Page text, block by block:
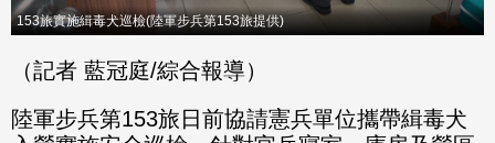
153旅實施緝毒犬巡檢(陸軍步兵第153旅提供)
（記者 藍冠庭/綜合報導）
陸軍步兵第153旅日前協請憲兵單位攜帶緝毒犬